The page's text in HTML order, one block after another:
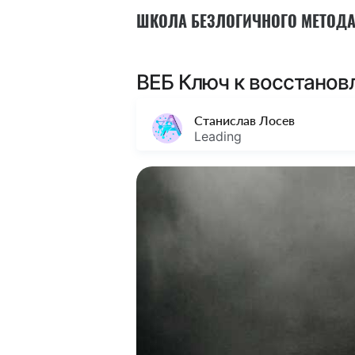
ШКОЛА БЕЗЛОГИЧНОГО МЕТОДА
ВЕБ Ключ к
Станислав Лосев
Leading